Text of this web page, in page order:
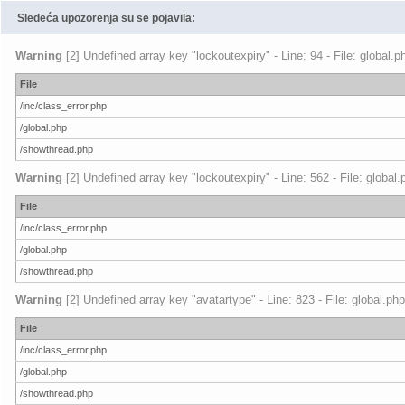
Sledeća upozorenja su se pojavila:
Warning [2] Undefined array key "lockoutexpiry" - Line: 94 - File:
File
/inc/class_error.php
/global.php
/showthread.php
Warning [2] Undefined array key "lockoutexpiry" - Line: 562 - File:
File
/inc/class_error.php
/global.php
/showthread.php
Warning [2] Undefined array key "avatartype" - Line: 823 - File:
File
/inc/class_error.php
/global.php
/showthread.php